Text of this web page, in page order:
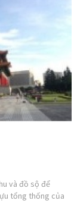
và đồ sộ để
tổng thống của